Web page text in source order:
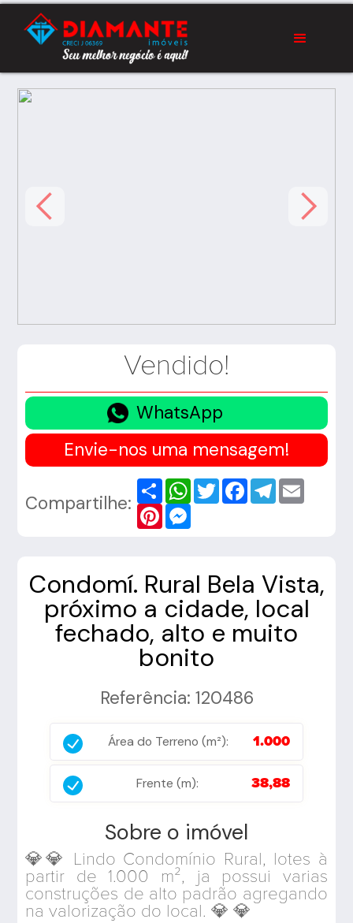
Vendido!
WhatsApp
Envie-nos uma mensagem!
Compartilhe:
Share WhatsApp
TwitterFacebookTelegram
Pinterest
Condomí. Rural Bela Vista,
próximo a cidade, local
fechado, alto e muito
bonito
Referência: 120486
Área do Terreno (m²): 1.000
Frente (m): 38,88
Sobre o imóvel
💎💎 Lindo Condomínio Rural, lotes à
partir de 1.000 m², ja possui varias
construções de alto padrão agregando
na valorização do local. 💎 💎